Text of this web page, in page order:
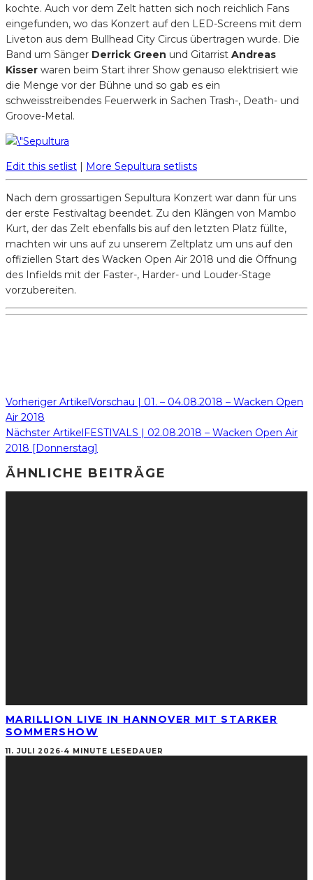
kochte. Auch vor dem Zelt hatten sich noch reichlich Fans
eingefunden, wo das Konzert auf den LED-Screens mit dem
Liveton aus dem Bullhead City Circus übertragen wurde. Die
Band um Sänger Derrick Green und Gitarrist Andreas
Kisser waren beim Start ihrer Show genauso elektrisiert wie
die Menge vor der Bühne und so gab es ein
schweisstreibendes Feuerwerk in Sachen Trash-, Death- und
Groove-Metal.
Edit this setlist | More Sepultura setlists
Nach dem grossartigen Sepultura Konzert war dann für uns
der erste Festivaltag beendet. Zu den Klängen von Mambo
Kurt, der das Zelt ebenfalls bis auf den letzten Platz füllte,
machten wir uns auf zu unserem Zeltplatz um uns auf den
offiziellen Start des Wacken Open Air 2018 und die Öffnung
des Infields mit der Faster-, Harder- und Louder-Stage
vorzubereiten.
Vorheriger ArtikelVorschau | 01. – 04.08.2018 – Wacken Open
Air 2018
Nächster ArtikelFESTIVALS | 02.08.2018 – Wacken Open Air
2018 [Donnerstag]
ÄHNLICHE BEITRÄGE
MARILLION LIVE IN HANNOVER MIT STARKER
SOMMERSHOW
11. JULI 2026·4 MINUTE LESEDAUER